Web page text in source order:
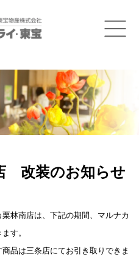
改装のお知らせ
林南店は、下記の期間、マルナカ
す。
品は三条店にてお引き取りできま